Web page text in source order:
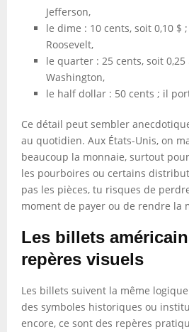
Jefferson,
le dime : 10 cents, soit 0,10 $
Roosevelt,
le quarter : 25 cents, soit
Washington,
le half dollar : 50 cents ; il
Ce détail peut sembler
au quotidien. Aux États-Unis, on
beaucoup la monnaie, surtout
les pourboires ou certains
pas les pièces, tu risques de
moment de payer ou de rendre la
Les billets
repères visuels
Les billets suivent la même
des symboles historiques ou
encore, ce sont des repères